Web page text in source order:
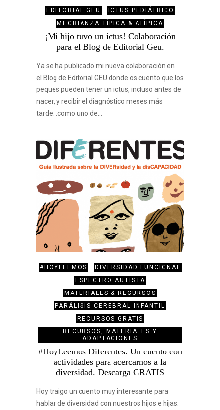
EDITORIAL GEU
ICTUS PEDIÁTRICO
MI CRIANZA TÍPICA & ATÍPICA
¡Mi hijo tuvo un ictus! Colaboración
para el Blog de Editorial Geu.
Ya se ha publicado mi nueva colaboración en
el Blog de Editorial GEU donde os cuento que los
peques pueden tener un ictus, incluso antes de
nacer, y recibir el diagnóstico meses más
tarde…como uno de…
#HOYLEEMOS
DIVERSIDAD FUNCIONAL
ESPECTRO AUTISTA
MATERIALES & RECURSOS
PARÁLISIS CEREBRAL INFANTIL
RECURSOS GRATIS
RECURSOS, MATERIALES Y
ADAPTACIONES
#HoyLeemos Diferentes. Un cuento con
actividades para acercarnos a la
diversidad. Descarga GRATIS
Hoy traigo un cuento muy interesante para
hablar de diversidad con nuestros hijos e hijas.